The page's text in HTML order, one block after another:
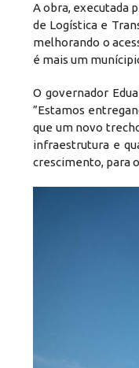
A obra, executada
de Logística e
melhorando o
é mais um
O governador
”Estamos
que um novo
infraestrutura e
crescimento, para